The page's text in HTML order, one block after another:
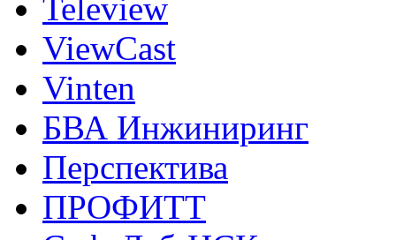
Teleview
ViewCast
Vinten
БВА Инжиниринг
Перспектива
ПРОФИТТ